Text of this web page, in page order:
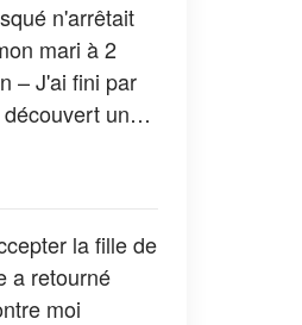
n'arrêtait
mari à 2
– J'ai fini par
un
la fille de
a retourné
moi